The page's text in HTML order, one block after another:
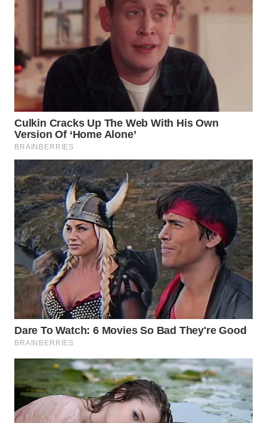
LABUHANBATU
TAPANULI
TENGAH
WN DELI
SERDANG
WN
TEBING
TINGGI
WN
PAKPAK
WN
KARAWANG
WN
BEKASI
WN
BOGOR
WN
DEPOK